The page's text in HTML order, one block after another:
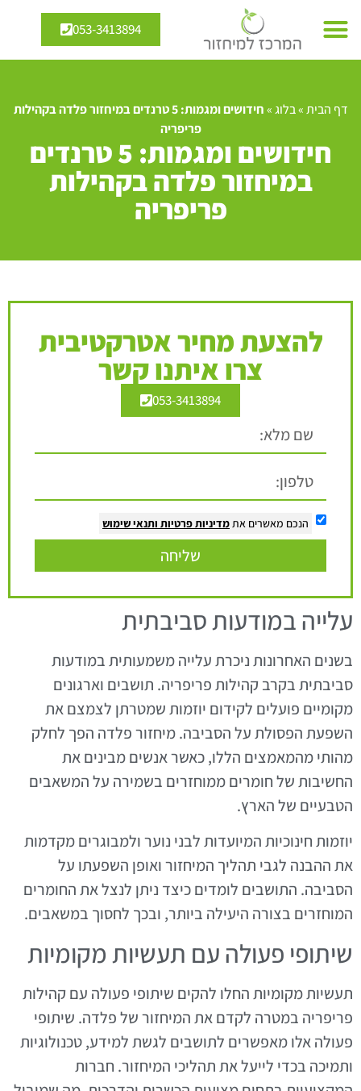
053-3413894
דף הבית»בלוג»
חידושים ומגמות: 5 טרנדים במיחזור פלדה בקהילות
פריפריה
חידושים ומגמות: 5 טרנדים
במיחזור פלדה בקהילות
פריפריה
להצעת מחיר אטרקטיבית
צרו איתנו קשר
053-3413894
הנכם מאשרים את מדיניות פרטיות ותנאי שימוש
שליחה
עלייה במודעות סביבתית
בשנים האחרונות ניכרת עלייה משמעותית במודעות
סביבתית בקרב קהילות פריפריה. תושבים וארגונים
מקומיים פועלים לקידום יוזמות שמטרתן לצמצם את
השפעת הפסולת על הסביבה. מיחזור פלדה הפך לחלק
מהותי מהמאמצים הללו, כאשר אנשים מבינים את
החשיבות של חומרים ממוחזרים בשמירה על המשאבים
הטבעיים של הארץ.
יוזמות חינוכיות המיועדות לבני נוער ולמבוגרים מקדמות
את ההבנה לגבי תהליך המיחזור ואופן השפעתו על
הסביבה. התושבים לומדים כיצד ניתן לנצל את החומרים
המוחזרים בצורה היעילה ביותר, ובכך לחסוך במשאבים.
שיתופי פעולה עם תעשיות מקומיות
תעשיות מקומיות החלו להקים שיתופי פעולה עם קהילות
פריפריה במטרה לקדם את המיחזור של פלדה. שיתופי
פעולה אלו מאפשרים לתושבים לגשת למידע, טכנולוגיות
ותמיכה בכדי לייעל את תהליכי המיחזור. חברות